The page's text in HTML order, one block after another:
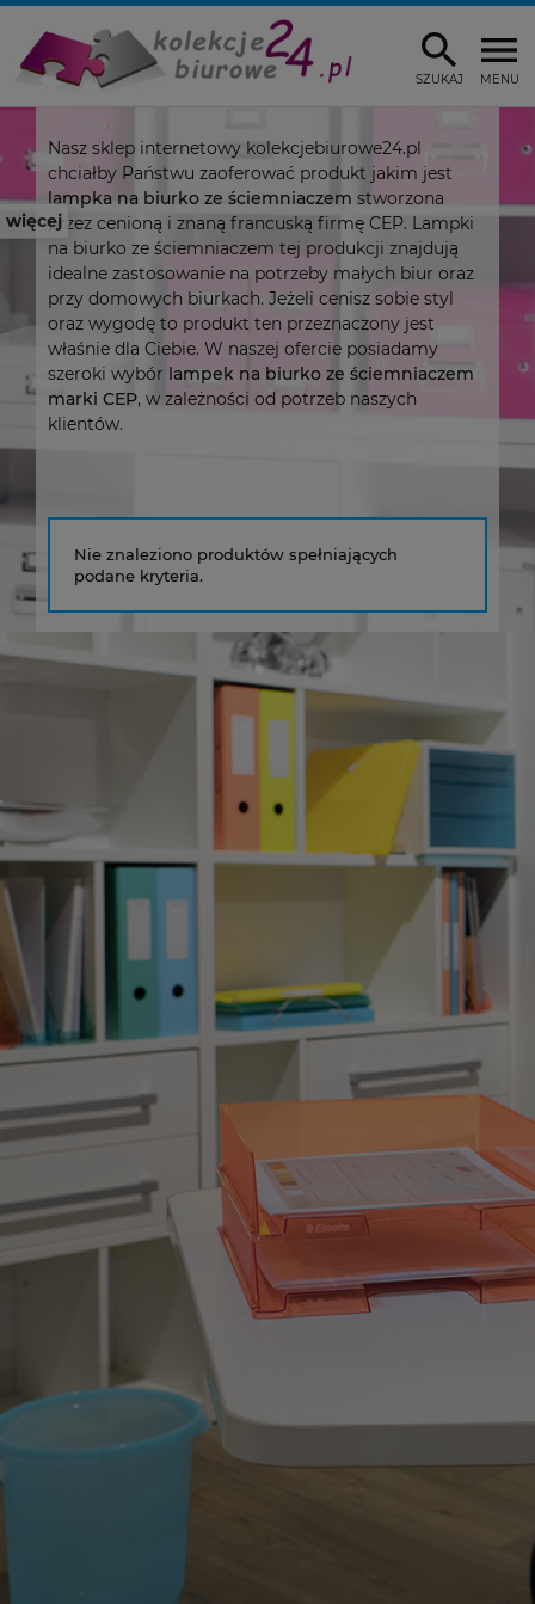
MENU
SZUKAJ
więcej
Nasz sklep internetowy kolekcjebiurowe24.pl
chciałby Państwu zaoferować produkt jakim jest
lampka na biurko ze ściemniaczem stworzona
przez cenioną i znaną francuską firmę CEP. Lampki
na biurko ze ściemniaczem tej produkcji znajdują
idealne zastosowanie na potrzeby małych biur oraz
przy domowych biurkach. Jeżeli cenisz sobie styl
oraz wygodę to produkt ten przeznaczony jest
właśnie dla Ciebie. W naszej ofercie posiadamy
szeroki wybór lampek na biurko ze ściemniaczem
marki CEP, w zależności od potrzeb naszych
klientów.
Nie znaleziono produktów spełniających
podane kryteria.